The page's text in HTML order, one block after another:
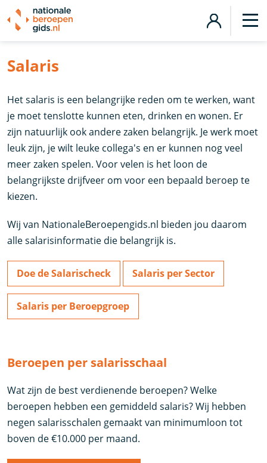
Salaris
Het salaris is een belangrijke reden om te werken, want
je moet tenslotte kunnen eten, drinken en wonen. Er
zijn natuurlijk ook andere zaken belangrijk. Je werk moet
leuk zijn, je wilt leuke collega's en er kunnen nog veel
meer zaken spelen. Voor velen is het loon de
belangrijkste drijfveer om voor een bepaald beroep te
kiezen.
Wij van NationaleBeroepengids.nl bieden jou daarom
alle salarisinformatie die belangrijk is.
Doe de Salarischeck Salaris per Sector
Salaris per Beroepgroep
Beroepen per salarisschaal
Wat zijn de best verdienende beroepen? Welke
beroepen hebben een gemiddeld salaris? Wij hebben
negen salarisschalen gemaakt van minimumloon tot
boven de €10.000 per maand.